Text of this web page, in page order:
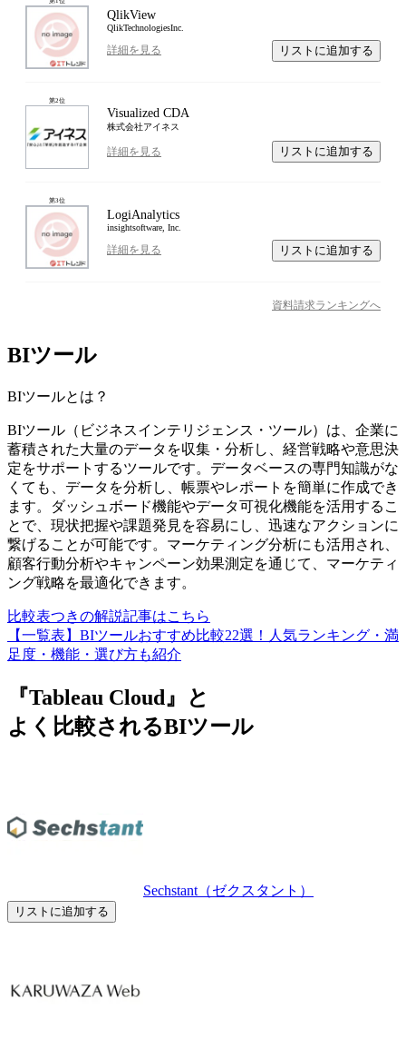
QlikView
QlikTechnologiesInc.
詳細を見る リストに追加する
第2位
Visualized CDA
株式会社アイネス
詳細を見る リストに追加する
第3位
LogiAnalytics
insightsoftware, Inc.
詳細を見る リストに追加する
資料請求ランキングへ
BIツール
BIツールとは？
BIツール（ビジネスインテリジェンス・ツール）は、企業に
蓄積された大量のデータを収集・分析し、経営戦略や意思決
定をサポートするツールです。データベースの専門知識がな
くても、データを分析し、帳票やレポートを簡単に作成でき
ます。ダッシュボード機能やデータ可視化機能を活用するこ
とで、現状把握や課題発見を容易にし、迅速なアクションに
繋げることが可能です。マーケティング分析にも活用され、
顧客行動分析やキャンペーン効果測定を通じて、マーケティ
ング戦略を最適化できます。
比較表つきの解説記事はこちら
【一覧表】BIツールおすすめ比較22選！人気ランキング・満
足度・機能・選び方も紹介
『Tableau Cloud』と
よく比較されるBIツール
Sechstant（ゼクスタント）
リストに追加する